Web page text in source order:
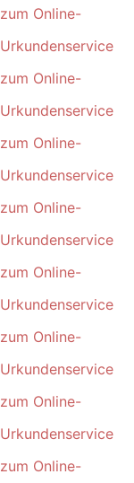
zum Online-
Urkundenservice
zum Online-
Urkundenservice
zum Online-
Urkundenservice
zum Online-
Urkundenservice
zum Online-
Urkundenservice
zum Online-
Urkundenservice
zum Online-
Urkundenservice
zum Online-